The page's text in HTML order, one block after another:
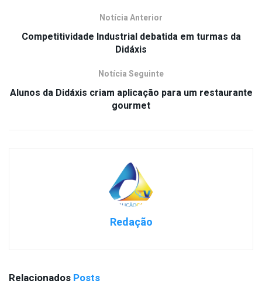
Notícia Anterior
Competitividade Industrial debatida em turmas da
Didáxis
Notícia Seguinte
Alunos da Didáxis criam aplicação para um restaurante
gourmet
Redação
Relacionados Posts